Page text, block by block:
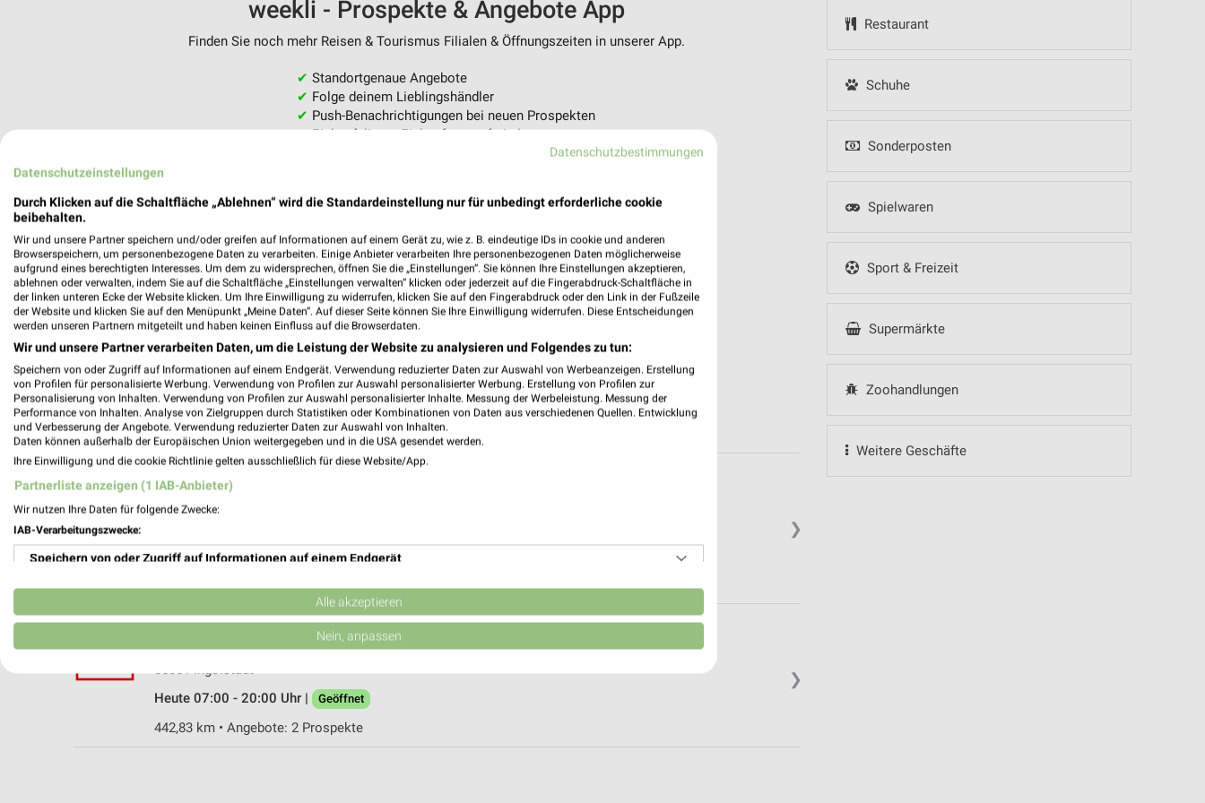
Restaurant
Schuhe
Sonderposten
Spielwaren
Sport & Freizeit
Supermärkte
Zoohandlungen
Weitere Geschäfte
weekli - Prospekte & Angebote App
Finden Sie noch mehr Reisen & Tourismus Filialen & Öffnungszeiten in unserer App.
✔ Standortgenaue Angebote
✔ Folge deinem Lieblingshändler
✔ Push-Benachrichtigungen bei neuen Prospekten
✔Einkaufsliste - Einkauf stressfrei planen
❯
Kaufland Pfaffenhofen
85276 Pfaffenhofen
Heute 07:00 - 20:00 Uhr | Geöffnet
❯
Münchener Straße 146
85051 Ingolstadt
Heute 07:00 - 20:00 Uhr |
Geöffnet
442,83 km • Angebote: 2 Prospekte
Datenschutzbestimmungen
Datenschutzeinstellungen
Durch Klicken auf die Schaltfläche „Ablehnen“ wird die Standardeinstellung nur für unbedingt erforderliche cookie
beibehalten.
Wir und unsere Partner speichern und/oder greifen auf Informationen auf einem Gerät zu, wie z. B. eindeutige IDs in cookie und anderen
Browserspeichern, um personenbezogene Daten zu verarbeiten. Einige Anbieter verarbeiten Ihre personenbezogenen Daten möglicherweise
aufgrund eines berechtigten Interesses. Um dem zu widersprechen, öffnen Sie die „Einstellungen“. Sie können Ihre Einstellungen akzeptieren,
ablehnen oder verwalten, indem Sie auf die Schaltfläche „Einstellungen verwalten“ klicken oder jederzeit auf die Fingerabdruck-Schaltfläche in
der linken unteren Ecke der Website klicken. Um Ihre Einwilligung zu widerrufen, klicken Sie auf den Fingerabdruck oder den Link in der Fußzeile
der Website und klicken Sie auf den Menüpunkt „Meine Daten“. Auf dieser Seite können Sie Ihre Einwilligung widerrufen. Diese Entscheidungen
werden unseren Partnern mitgeteilt und haben keinen Einfluss auf die Browserdaten.
Wir und unsere Partner verarbeiten Daten, um die Leistung der Website zu analysieren und Folgendes zu tun:
Speichern von oder Zugriff auf Informationen auf einem Endgerät. Verwendung reduzierter Daten zur Auswahl von Werbeanzeigen. Erstellung
von Profilen für personalisierte Werbung. Verwendung von Profilen zur Auswahl personalisierter Werbung. Erstellung von Profilen zur
Personalisierung von Inhalten. Verwendung von Profilen zur Auswahl personalisierter Inhalte. Messung der Werbeleistung. Messung der
Performance von Inhalten. Analyse von Zielgruppen durch Statistiken oder Kombinationen von Daten aus verschiedenen Quellen. Entwicklung
und Verbesserung der Angebote. Verwendung reduzierter Daten zur Auswahl von Inhalten.
Daten können außerhalb der Europäischen Union weitergegeben und in die USA gesendet werden.
Ihre Einwilligung und die cookie Richtlinie gelten ausschließlich für diese Website/App.
Partnerliste anzeigen (1 IAB-Anbieter)
Wir nutzen Ihre Daten für folgende Zwecke:
IAB-Verarbeitungszwecke:
Speichern von oder Zugriff auf Informationen auf einem Endgerät
Verwendung reduzierter Daten zur Auswahl von Werbeanzeigen
Erstellung von Profilen für personalisierte Werbung
Erstellung von Profilen zur Personalisierung von Inhalten
Alle akzeptieren
Nein, anpassen